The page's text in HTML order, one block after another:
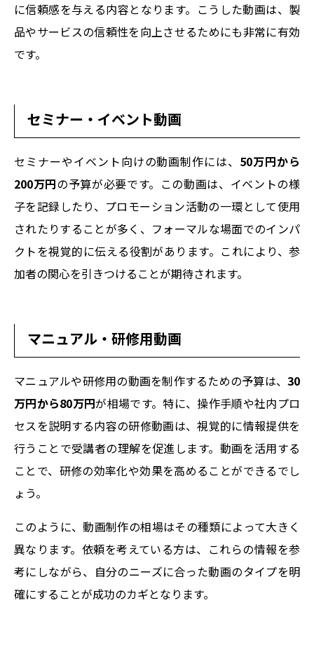
に信頼感を与える内容となります。こうした動画は、製
品やサービスの信頼性を向上させるためにも非常に有効
です。
セミナー・イベント動画
セミナーやイベント向けの動画制作には、 50万円から
200万円の予算が必要です。この動画は、イベントの様
子を記録したり、プロモーション活動の一環として使用
されたりすることが多く、フォーマルな場面でのインパ
クトを視覚的に伝える役割があります。これにより、参
加者の関心を引きつけることが期待されます。
マニュアル・研修用動画
マニュアルや研修用の動画を制作するための予算は、 30
万円から80万円が相場です。特に、操作手順や社内プロ
セスを説明する内容の研修動画は、視覚的に情報提供を
行うことで受講者の理解を促進します。動画を活用する
ことで、研修の効率化や効果を高めることができるでし
ょう。
このように、動画制作の相場はその種類によって大きく
異なります。依頼を考えている方は、これらの情報を参
考にしながら、自分のニーズに合った動画のタイプを明
確にすることが成功のカギとなります。